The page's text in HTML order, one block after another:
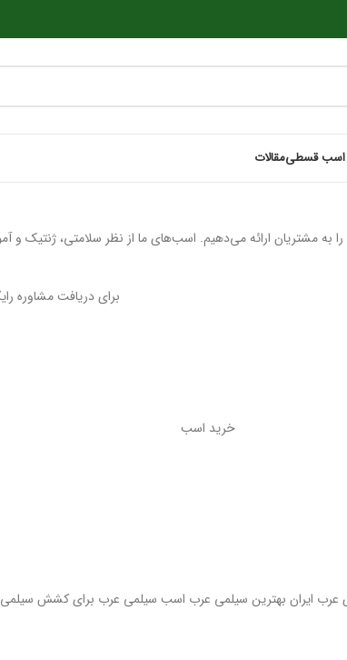
اسب قسطیمقالات
را به مشتریان ارائه می‌دهیم. اسب‌های ما از نظر سلامتی،
برای دریافت مشاوره